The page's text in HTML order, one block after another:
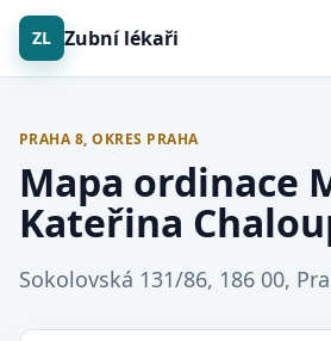
ZL Zubní lékaři
PRAHA 8, OKRES PRAHA
Mapa ordinace
Kateřina
Sokolovská 131/86, 186 00,